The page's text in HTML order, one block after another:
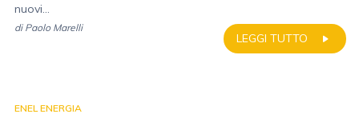
nuovi...
LEGGI TUTTO
di Paolo Marelli
ENEL ENERGIA